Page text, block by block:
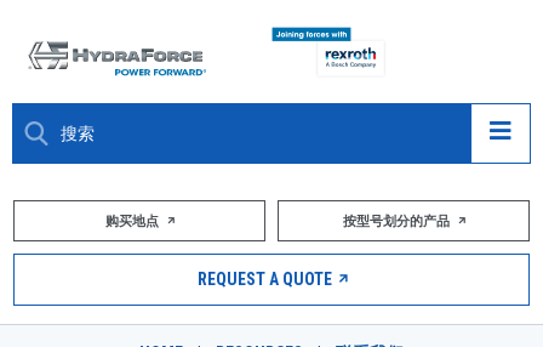
大约关于
市场
购买地点 按型号划分的产品
REQUEST A QUOTE